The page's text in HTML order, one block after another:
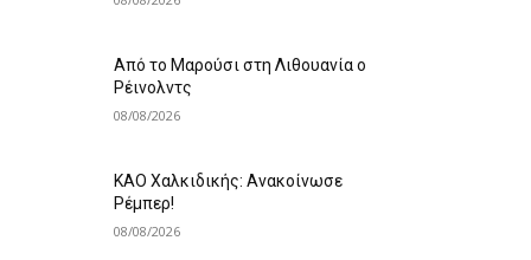
Από το Μαρούσι στη Λιθουανία ο
Ρέινολντς
08/08/2026
ΚΑΟ Χαλκιδικής: Ανακοίνωσε
Ρέμπερ!
08/08/2026